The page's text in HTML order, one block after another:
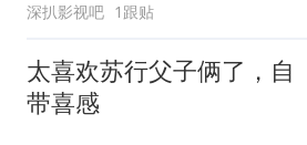
深扒影视吧 1跟贴
太喜欢苏行父子俩了，自
带喜感